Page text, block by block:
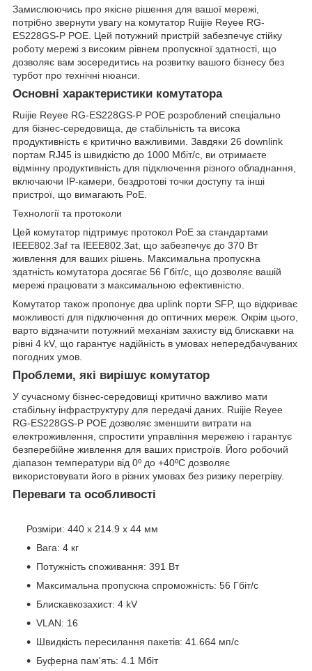
Замислюючись про якісне рішення для вашої мережі,
потрібно звернути увагу на комутатор Ruijie Reyee RG-
ES228GS-P POE. Цей потужний пристрій забезпечує стійку
роботу мережі з високим рівнем пропускної здатності, що
дозволяє вам зосередитись на розвитку вашого бізнесу без
турбот про технічні нюанси.
Основні характеристики комутатора
Ruijie Reyee RG-ES228GS-P POE розроблений спеціально
для бізнес-середовища, де стабільність та висока
продуктивність є критично важливими. Завдяки 26 downlink
портам RJ45 із швидкістю до 1000 Мбіт/с, ви отримаєте
відмінну продуктивність для підключення різного обладнання,
включаючи IP-камери, бездротові точки доступу та інші
пристрої, що вимагають PoE.
Технології та протоколи
Цей комутатор підтримує протокол PoE за стандартами
IEEE802.3af та IEEE802.3at, що забезпечує до 370 Вт
живлення для ваших рішень. Максимальна пропускна
здатність комутатора досягає 56 Гбіт/с, що дозволяє вашій
мережі працювати з максимальною ефективністю.
Комутатор також пропонує два uplink порти SFP, що відкриває
можливості для підключення до оптичних мереж. Окрім цього,
варто відзначити потужний механізм захисту від блискавки на
рівні 4 kV, що гарантує надійність в умовах непередбачуваних
погодних умов.
Проблеми, які вирішує комутатор
У сучасному бізнес-середовищі критично важливо мати
стабільну інфраструктуру для передачі даних. Ruijie Reyee
RG-ES228GS-P POE дозволяє зменшити витрати на
електроживлення, спростити управління мережею і гарантує
безперебійне живлення для ваших пристроїв. Його робочий
діапазон температури від 0º до +40ºC дозволяє
використовувати його в різних умовах без ризику перегріву.
Переваги та особливості
Розміри: 440 х 214.9 х 44 мм
Вага: 4 кг
Потужність споживання: 391 Вт
Максимальна пропускна спроможність: 56 Гбіт/с
Блискавкозахист: 4 kV
VLAN: 16
Швидкість пересилання пакетів: 41.664 мп/с
Буферна пам'ять: 4.1 Мбіт